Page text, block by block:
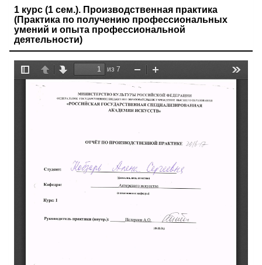
1 курс (1 сем.). Производственная практика
(Практика по получению профессиональных
умений и опыта профессиональной
деятельности)